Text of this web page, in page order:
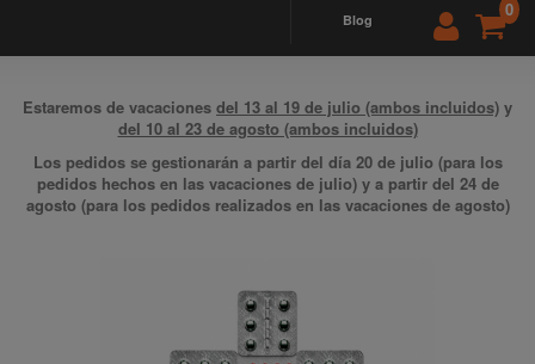
0
blog
Estaremos de vacaciones del 13 al 19 de julio (ambos incluidos) y
del 10 al 23 de agosto (ambos incluidos)
Los pedidos se gestionarán a partir del día 20 de julio (para los
pedidos hechos en las vacaciones de julio) y a partir del 24 de
agosto (para los pedidos realizados en las vacaciones de agosto)